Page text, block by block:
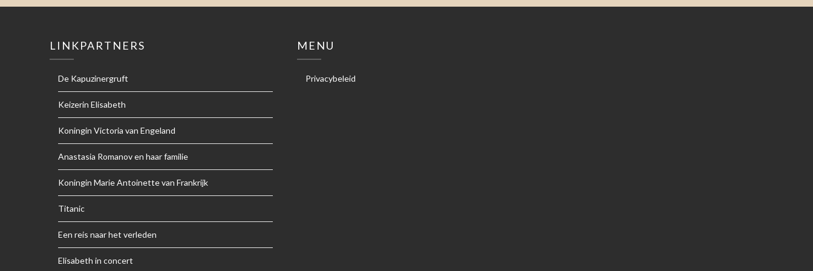
LINKPARTNERS
De Kapuzinergruft
Keizerin Elisabeth
Koningin Victoria van Engeland
Anastasia Romanov en haar familie
Koningin Marie Antoinette van Frankrijk
Titanic
Een reis naar het verleden
Elisabeth in concert
MENU
Privacybeleid